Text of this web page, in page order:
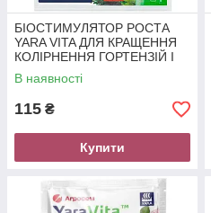
БІОСТИМУЛЯТОР РОСТА
YARA VITA ДЛЯ КРАЩЕННЯ
КОЛІРНЕННЯ ГОРТЕНЗІЙ І
МАГНОЛИЙ 20 МЛ
В наявності
115 ₴
Купити